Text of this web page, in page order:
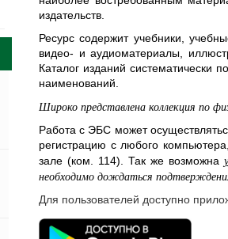
издательств.
Ресурс содержит учебники,
видео- и аудиоматериалы,
Каталог изданий систематически
наименований.
Широко представлена коллекция по
Работа с ЭБС может
регистрацию с любого
зале (ком. 114). Так же возможна
необходимо дождаться
Для пользователей доступно